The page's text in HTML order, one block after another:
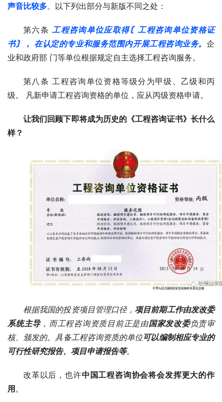
声音比较多。 以下列出部分与新版不同之处：
第六条工程咨询单位应取得〘工程咨询单位资格证
书〙， 在认定的专业和服务范围内开展工程咨询业务。 企
业和政府部 门等单位根据规定自主选择工程咨询服务。
第八条 工程咨询单位资格等级分为甲级、乙级和丙
级。 凡新申请工程咨询资格的单位，应从丙级资格申请。
让我们回顾下即将成为历史的《工程咨询证书》长什么
样？
根据我国的投资项目管理口径，项目前期工作由发改委
系统主导，而工程咨询资质目前正是由国家发改委负责审
核、颁发的。具备工程咨询资质的单位可以编制相应专业的
可行性研究报告、项目申请报告等。
改革以后，也许中国工程咨询协会将会发挥更大的作
用。